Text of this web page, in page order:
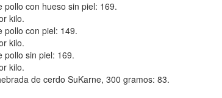
pollo con hueso sin piel: 169.
kilo.
pollo con piel: 149.
kilo.
pollo sin piel: 169.
kilo.
de cerdo SuKarne, 300 gramos: 83.